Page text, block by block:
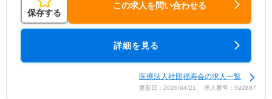
保存する
この求人を問い合わせる
詳細を見る
医療法人社団福寿会の求人一覧
更新日：2026/04/21 求人番号：592887